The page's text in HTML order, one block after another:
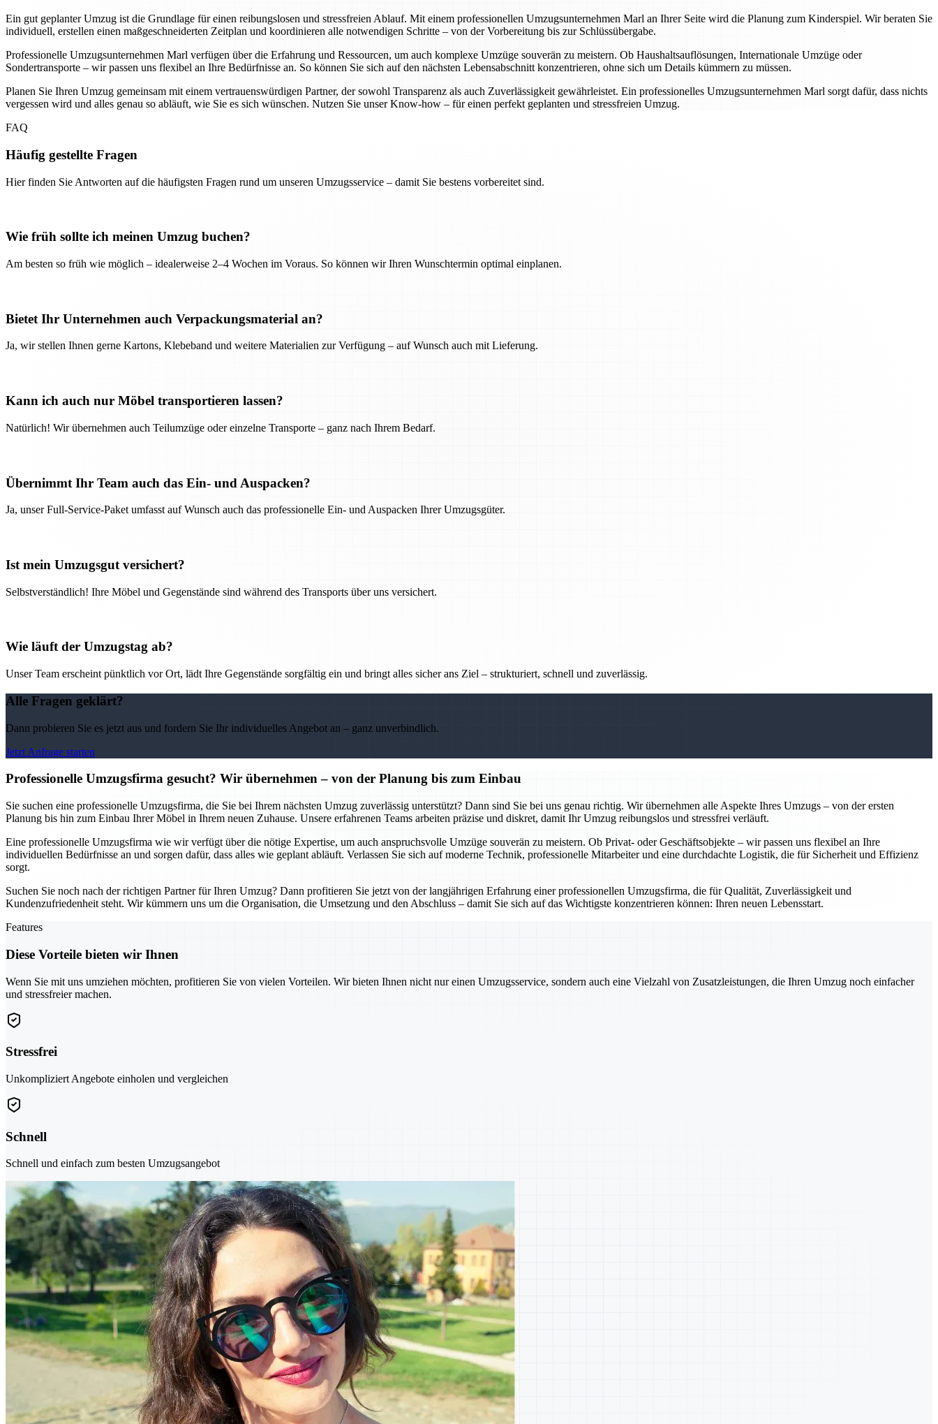
Ein gut geplanter Umzug ist die Grundlage für einen reibungslosen und stressfreien Ablauf. Mit einem professionellen Umzugsunternehmen Marl an Ihrer Seite wird die Planung zum Kinderspiel. Wir beraten Sie
individuell, erstellen einen maßgeschneiderten Zeitplan und koordinieren alle notwendigen Schritte – von der Vorbereitung bis zur Schlüssübergabe.
Professionelle Umzugsunternehmen Marl verfügen über die Erfahrung und Ressourcen, um auch komplexe Umzüge souverän zu meistern. Ob Haushaltsauflösungen, Internationale Umzüge oder
Sondertransporte – wir passen uns flexibel an Ihre Bedürfnisse an. So können Sie sich auf den nächsten Lebensabschnitt konzentrieren, ohne sich um Details kümmern zu müssen.
Planen Sie Ihren Umzug gemeinsam mit einem vertrauenswürdigen Partner, der sowohl Transparenz als auch Zuverlässigkeit gewährleistet. Ein professionelles Umzugsunternehmen Marl sorgt dafür, dass nichts
vergessen wird und alles genau so abläuft, wie Sie es sich wünschen. Nutzen Sie unser Know-how – für einen perfekt geplanten und stressfreien Umzug.
FAQ
Häufig gestellte Fragen
Hier finden Sie Antworten auf die häufigsten Fragen rund um unseren Umzugsservice – damit Sie bestens vorbereitet sind.
Wie früh sollte ich meinen Umzug buchen?
Am besten so früh wie möglich – idealerweise 2–4 Wochen im Voraus. So können wir Ihren Wunschtermin optimal einplanen.
Bietet Ihr Unternehmen auch Verpackungsmaterial an?
Ja, wir stellen Ihnen gerne Kartons, Klebeband und weitere Materialien zur Verfügung – auf Wunsch auch mit Lieferung.
Kann ich auch nur Möbel transportieren lassen?
Natürlich! Wir übernehmen auch Teilumzüge oder einzelne Transporte – ganz nach Ihrem Bedarf.
Übernimmt Ihr Team auch das Ein- und Auspacken?
Ja, unser Full-Service-Paket umfasst auf Wunsch auch das professionelle Ein- und Auspacken Ihrer Umzugsgüter.
Ist mein Umzugsgut versichert?
Selbstverständlich! Ihre Möbel und Gegenstände sind während des Transports über uns versichert.
Wie läuft der Umzugstag ab?
Unser Team erscheint pünktlich vor Ort, lädt Ihre Gegenstände sorgfältig ein und bringt alles sicher ans Ziel – strukturiert, schnell und zuverlässig.
Alle Fragen geklärt?
Dann probieren Sie es jetzt aus und fordern Sie Ihr individuelles Angebot an – ganz unverbindlich.
Jetzt Anfrage starten
Professionelle Umzugsfirma gesucht? Wir übernehmen – von der Planung bis zum Einbau
Sie suchen eine professionelle Umzugsfirma, die Sie bei Ihrem nächsten Umzug zuverlässig unterstützt? Dann sind Sie bei uns genau richtig. Wir übernehmen alle Aspekte Ihres Umzugs – von der ersten
Planung bis hin zum Einbau Ihrer Möbel in Ihrem neuen Zuhause. Unsere erfahrenen Teams arbeiten präzise und diskret, damit Ihr Umzug reibungslos und stressfrei verläuft.
Eine professionelle Umzugsfirma wie wir verfügt über die nötige Expertise, um auch anspruchsvolle Umzüge souverän zu meistern. Ob Privat- oder Geschäftsobjekte – wir passen uns flexibel an Ihre
individuellen Bedürfnisse an und sorgen dafür, dass alles wie geplant abläuft. Verlassen Sie sich auf moderne Technik, professionelle Mitarbeiter und eine durchdachte Logistik, die für Sicherheit und Effizienz
sorgt.
Suchen Sie noch nach der richtigen Partner für Ihren Umzug? Dann profitieren Sie jetzt von der langjährigen Erfahrung einer professionellen Umzugsfirma, die für Qualität, Zuverlässigkeit und
Kundenzufriedenheit steht. Wir kümmern uns um die Organisation, die Umsetzung und den Abschluss – damit Sie sich auf das Wichtigste konzentrieren können: Ihren neuen Lebensstart.
Features
Diese Vorteile bieten wir Ihnen
Wenn Sie mit uns umziehen möchten, profitieren Sie von vielen Vorteilen. Wir bieten Ihnen nicht nur einen Umzugsservice, sondern auch eine Vielzahl von Zusatzleistungen, die Ihren Umzug noch einfacher
und stressfreier machen.
Stressfrei
Unkompliziert Angebote einholen und vergleichen
Schnell
Schnell und einfach zum besten Umzugsangebot